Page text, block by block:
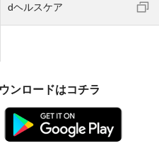
dヘルスケア
ンロードはコチラ